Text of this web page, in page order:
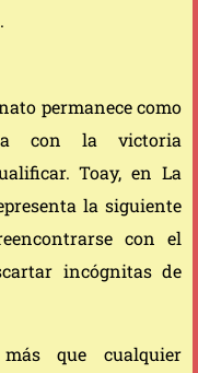
permanece como
con la victoria
Toay, en La
la siguiente
con el
incógnitas de
que cualquier